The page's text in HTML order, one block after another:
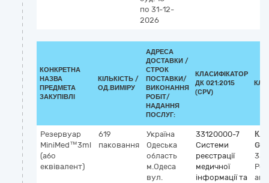
по 31-12-
2026
КОНКРЕТНА
НАЗВА
ПРЕДМЕТА
ЗАКУПІВЛІ
КІЛЬКІСТЬ /
ОД.ВИМІРУ
АДРЕСА
ДОСТАВКИ /
СТРОК
ПОСТАВКИ/
ВИКОНАННЯ
РОБІТ/
НАДАННЯ
ПОСЛУГ:
КЛАСИФІКАТОР
ДК 021:2015
(CPV)
Резервуар
MiniMed™3ml
(або
еквівалент)
619
паковання
Україна
Одеська
область
м.Одеса
вул.
33120000-7
Системи
реєстрації
медичної
інформації та